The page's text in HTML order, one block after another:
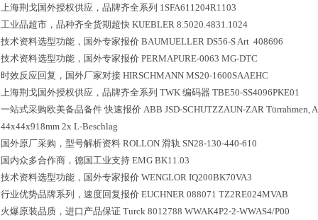
上海荆戈国外授权供应，品牌齐全系列 1SFA611204R1103
工业品超市，品种齐全货期超快 KUEBLER 8.5020.4831.1024
技术资料选型功能，国外专家报价 BAUMUELLER DS56-S Art 408696
技术资料选型功能，国外专家报价 PERMAPURE-0063 MG-DTC
时效反应回复，国外厂家对接 HIRSCHMANN MS20-1600SAAEHC
上海荆戈国外授权供应，品牌齐全系列 TWK 编码器 TBE50-SS4096PKE01
一站式采购欧美备品备件 快速报价 ABB JSD-SCHUTZZAUN-ZAR Türrahmen,
44x44x918mm 2x L-Beschlag
国外原厂采购，型号解析资料 ROLLON 滑轨 SN28-130-440-610
国内众多合作商，德国工业支持 EMG BK11.03
技术资料选型功能，国外专家报价 WENGLOR IQ200BK70VA3
行业优势品牌系列，速度回复报价 EUCHNER 088071 TZ2RE024MVAB
火爆原装品质，进口产品保证 Turck 8012788 WWAK4P2-2-WWAS4/P00